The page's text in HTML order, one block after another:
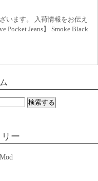
います。 入荷情報をお伝え
Pocket Jeans】 Smoke Black
ー